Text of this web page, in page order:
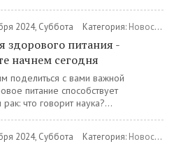
2024, Суббота Категория: Новости
здорового питания -
начнем сегодня
поделиться с вами важной
питание способствует
что говорит наука?...
2024, Суббота Категория: Новости